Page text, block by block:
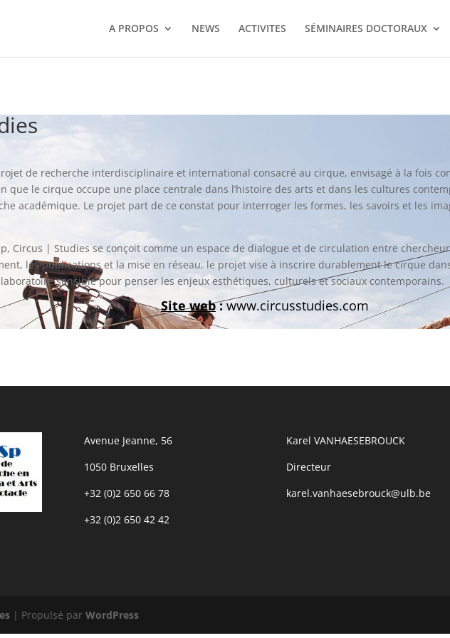
A PROPOS NEWS ACTIVITES SÉMINAIRES DOCTORAUX
de recherche interdisciplinaire et international consacré au cirque, envisagé à la fois
que le cirque occupe une place centrale dans l’histoire des arts et dans les cultures
académique. Le projet part de ce constat pour interroger les formes, les savoirs et les
Circus | Studies se conçoit comme un espace de dialogue et de circulation entre
les publications et la mise en réseau, le projet vise à inscrire durablement le cirque
sensible pour penser les enjeux esthétiques, culturels et sociaux contemporains.
Site web:www.circusstudies.com
Avenue Jeanne, 56
1050 Bruxelles
+32 (0)2 650 66 78
+32 (0)2 650 42 42
Karel VANHAESEBROUCK
Directeur
karel.vanhaesebrouck@ulb.be
| Propulsé parWordPress